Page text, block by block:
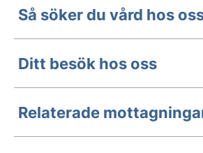
Så söker du vård hos
Ditt besök hos oss
Relaterade